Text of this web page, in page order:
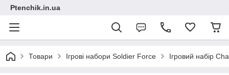
Ptenchik.in.ua
Товари Ігрові набори Soldier Force Ігровий набір